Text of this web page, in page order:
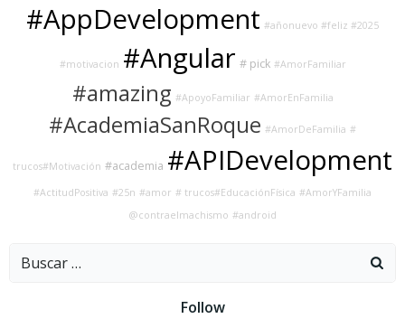
#AppDevelopment #añonuevo #feliz #2025
#motivacion #Angular # pick #AmorFamiliar
#amazing #ApoyoFamiliar #AmorEnFamilia
#AcademiaSanRoque #AmorDeFamilia #
trucos#Motivación #academia #APIDevelopment
#ActitudPositiva #25n #amor # trucos#EducaciónFísica #AmorYFamilia
@contraelmachismo #android
Buscar:
Follow